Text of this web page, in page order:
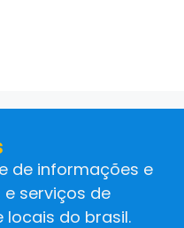
de informações e
serviços de
locais do brasil.